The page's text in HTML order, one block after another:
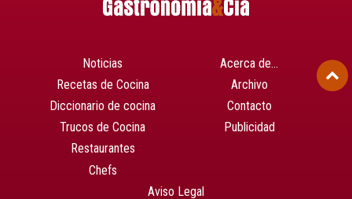
Noticias
Recetas de Cocina
Diccionario de cocina
Trucos de Cocina
Restaurantes
Chefs
Acerca de…
Archivo
Contacto
Publicidad
Aviso Legal